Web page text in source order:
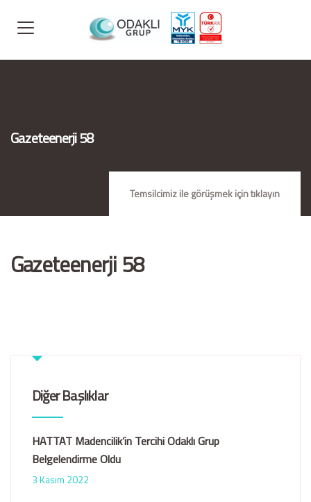
Gazeteenerji 58
Temsilcimiz ile görüşmek için tıklayın
Gazeteenerji 58
Diğer Başlıklar
HATTAT Madencilik’in Tercihi Odaklı Grup
Belgelendirme Oldu
3 Kasım 2022